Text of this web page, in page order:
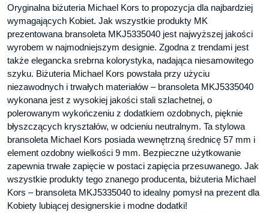
Oryginalna biżuteria Michael Kors to propozycja dla najbardziej
wymagających Kobiet. Jak wszystkie produkty MK
prezentowana bransoleta MKJ5335040 jest najwyższej jakości
wyrobem w najmodniejszym designie. Zgodna z trendami jest
także elegancka srebrna kolorystyka, nadająca niesamowitego
szyku. Biżuteria Michael Kors powstała przy użyciu
niezawodnych i trwałych materiałów – bransoleta MKJ5335040
wykonana jest z wysokiej jakości stali szlachetnej, o
polerowanym wykończeniu z dodatkiem ozdobnych, pięknie
błyszczących kryształów, w odcieniu neutralnym. Ta stylowa
bransoleta Michael Kors posiada wewnętrzną średnicę 57 mm i
element ozdobny wielkości 9 mm. Bezpieczne użytkowanie
zapewnia trwałe zapięcie w postaci zapięcia przesuwanego. Jak
wszystkie produkty tego znanego producenta, biżuteria Michael
Kors – bransoleta MKJ5335040 to idealny pomysł na prezent dla
Kobiety lubiącej designerskie i modne dodatki!